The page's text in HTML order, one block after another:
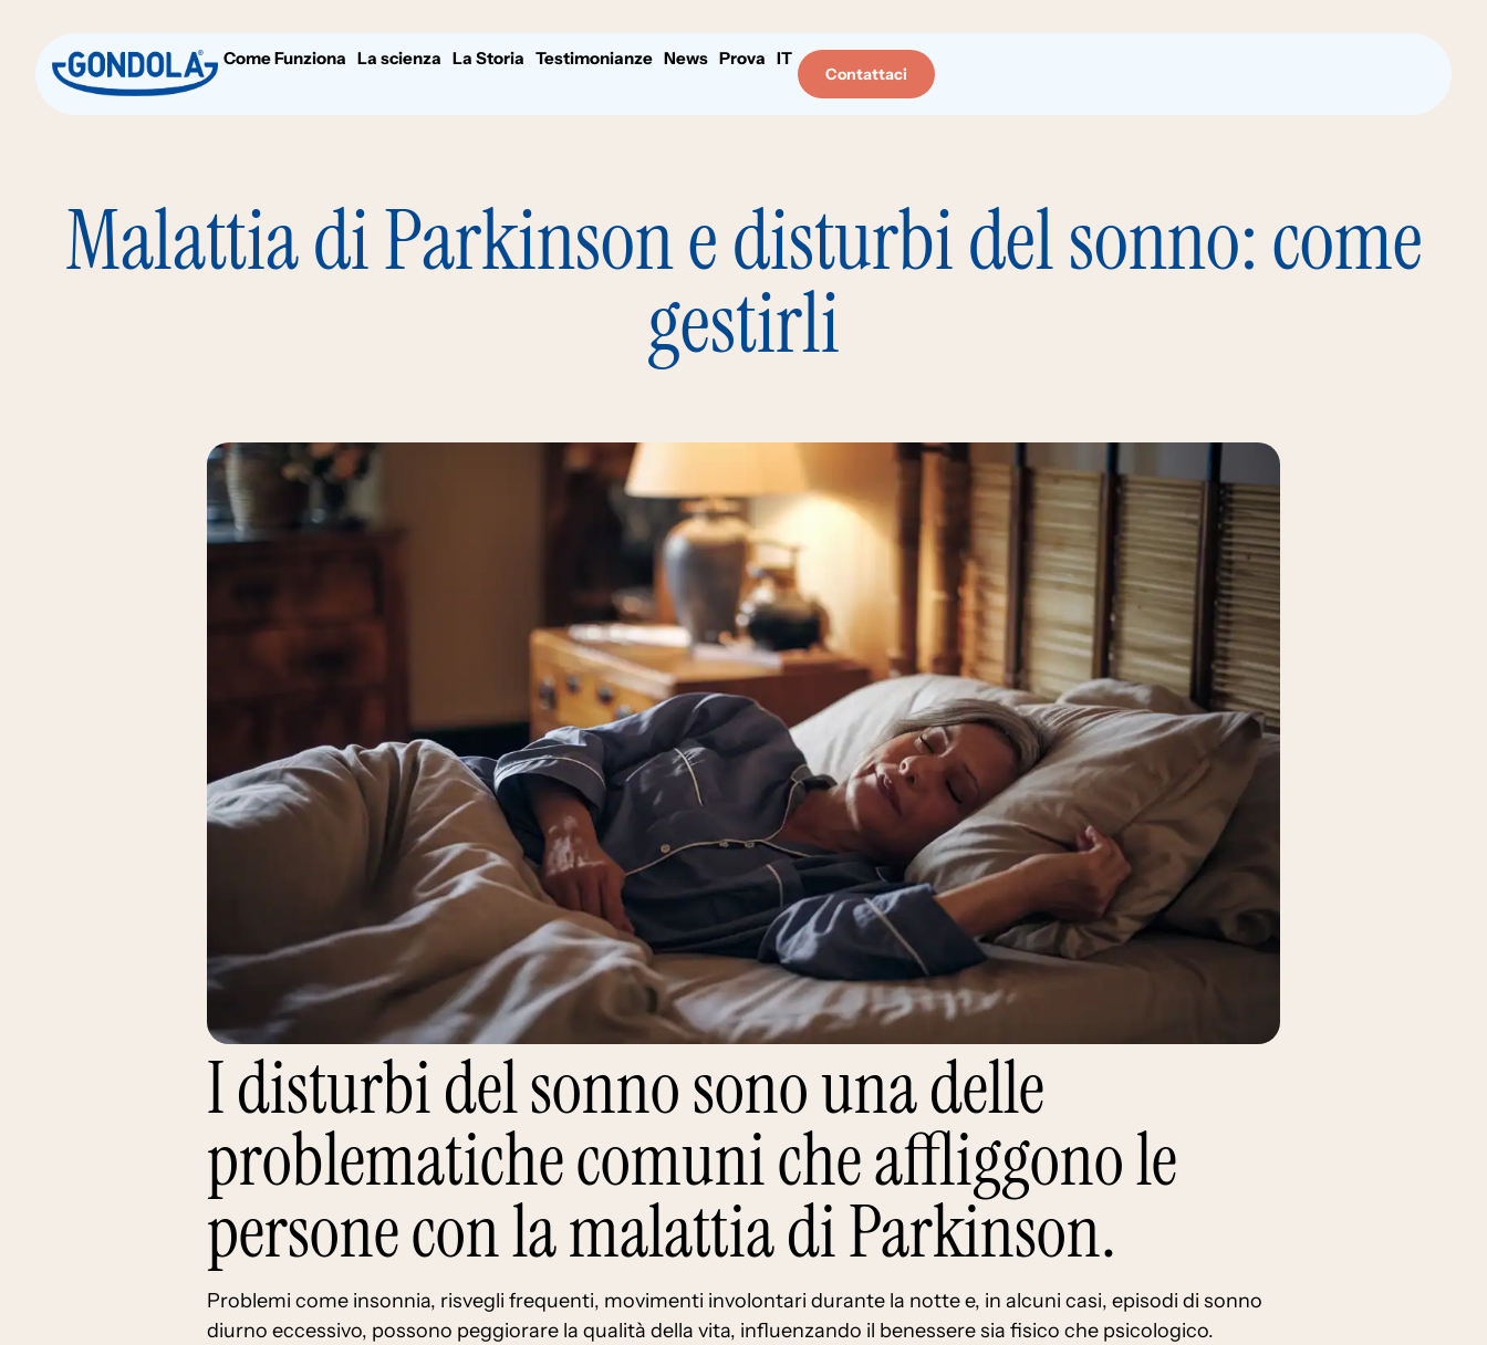
Come Funziona La scienza La Storia Testimonianze News Prova IT
Contattaci
Malattia di Parkinson e disturbi del sonno: come
gestirli
I disturbi del sonno sono una delle
problematiche comuni che affliggono le
persone con la malattia di Parkinson.
Problemi come insonnia, risvegli frequenti, movimenti involontari durante la notte e, in alcuni casi, episodi di sonno
diurno eccessivo, possono peggiorare la qualità della vita, influenzando il benessere sia fisico che psicologico.